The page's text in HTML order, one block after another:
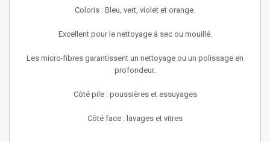
Coloris : Bleu, vert, violet et orange.
Excellent pour le nettoyage à sec ou mouillé.
Les micro-fibres garantissent un nettoyage ou un polissage en
profondeur.
Côté pile : poussières et essuyages
Côté face : lavages et vitres